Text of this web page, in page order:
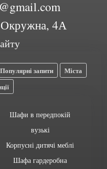
Окружна, 4А
Популярні запити
Міста
Шафи в передпокій
вузькі
Корпусні дитячі меблі
Шафа гардеробна